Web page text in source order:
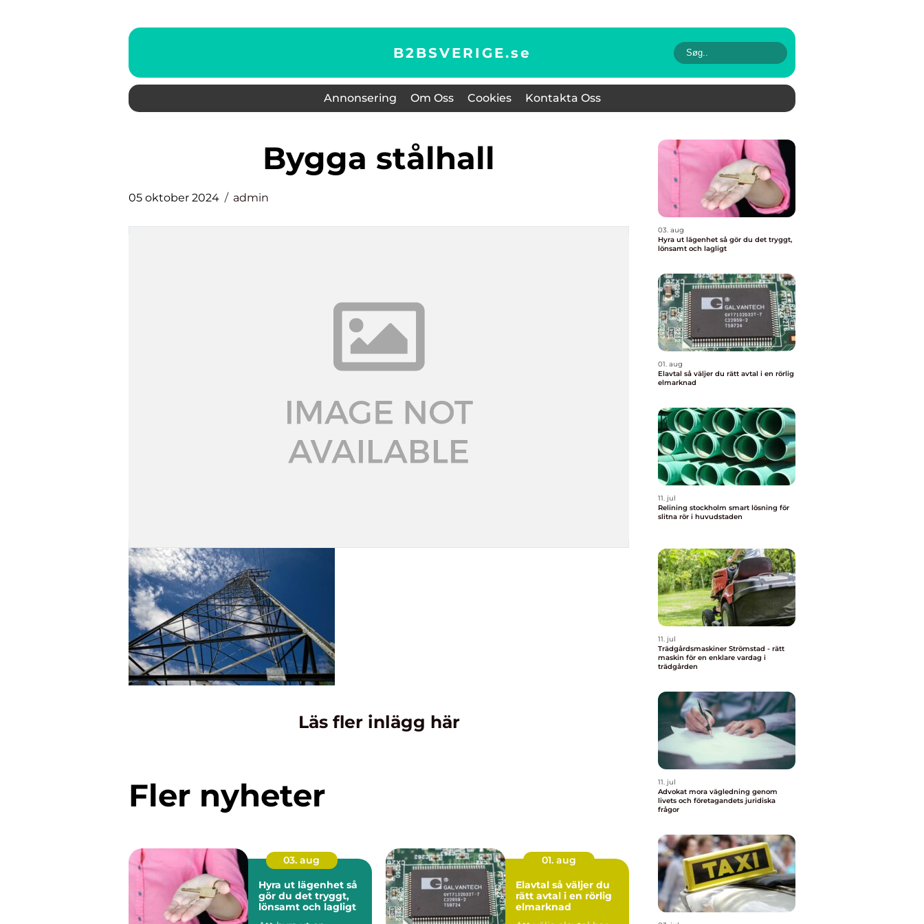
B2BSVERIGE.se
Annonsering Om Oss Cookies Kontakta Oss
bygga stålhall
05 oktober 2024 admin
Läs fler inlägg här
Fler nyheter
03. aug
Hyra ut lägenhet så
gör du det tryggt,
lönsamt och lagligt
01. aug
Elavtal så väljer du
rätt avtal i en rörlig
elmarknad
03. aug
Hyra ut lägenhet så gör du det tryggt,
lönsamt och lagligt
01. aug
Elavtal så väljer du rätt avtal i en rörlig
elmarknad
11. jul
Relining stockholm smart lösning för
slitna rör i huvudstaden
11. jul
Trädgårdsmaskiner Strömstad - rätt
maskin för en enklare vardag i
trädgården
11. jul
Advokat mora vägledning genom
livets och företagandets juridiska
frågor